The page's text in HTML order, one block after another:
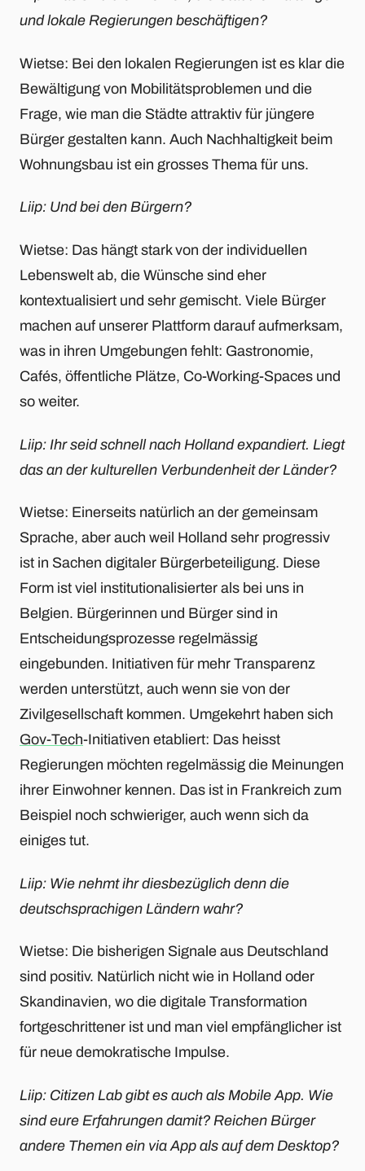
und lokale Regierungen beschäftigen?
Wietse: Bei den lokalen Regierungen ist es klar die
Bewältigung von Mobilitätsproblemen und die
Frage, wie man die Städte attraktiv für jüngere
Bürger gestalten kann. Auch Nachhaltigkeit beim
Wohnungsbau ist ein grosses Thema für uns.
Liip: Und bei den Bürgern?
Wietse: Das hängt stark von der individuellen
Lebenswelt ab, die Wünsche sind eher
kontextualisiert und sehr gemischt. Viele Bürger
machen auf unserer Plattform darauf aufmerksam,
was in ihren Umgebungen fehlt: Gastronomie,
Cafés, öffentliche Plätze, Co-Working-Spaces und
so weiter.
Liip: Ihr seid schnell nach Holland expandiert. Liegt
das an der kulturellen Verbundenheit der Länder?
Wietse: Einerseits natürlich an der gemeinsam
Sprache, aber auch weil Holland sehr progressiv
ist in Sachen digitaler Bürgerbeteiligung. Diese
Form ist viel institutionalisierter als bei uns in
Belgien. Bürgerinnen und Bürger sind in
Entscheidungsprozesse regelmässig
eingebunden. Initiativen für mehr Transparenz
werden unterstützt, auch wenn sie von der
Zivilgesellschaft kommen. Umgekehrt haben sich
Gov-Tech-Initiativen etabliert: Das heisst
Regierungen möchten regelmässig die Meinungen
ihrer Einwohner kennen. Das ist in Frankreich zum
Beispiel noch schwieriger, auch wenn sich da
einiges tut.
Liip: Wie nehmt ihr diesbezüglich denn die
deutschsprachigen Ländern wahr?
Wietse: Die bisherigen Signale aus Deutschland
sind positiv. Natürlich nicht wie in Holland oder
Skandinavien, wo die digitale Transformation
fortgeschrittener ist und man viel empfänglicher ist
für neue demokratische Impulse.
Liip: Citizen Lab gibt es auch als Mobile App. Wie
sind eure Erfahrungen damit? Reichen Bürger
andere Themen ein via App als auf dem Desktop?